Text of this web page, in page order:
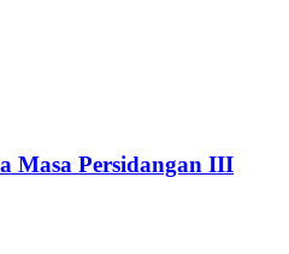
Masa Persidangan III